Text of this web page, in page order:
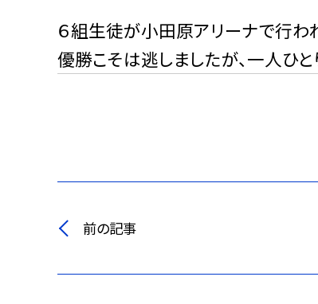
６組生徒が小田原アリーナで行わ
優勝こそは逃しましたが、一人ひ
前の記事